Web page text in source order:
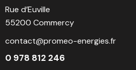
Rue d’Euville
55200 Commercy
contact@promeo-energies.fr
0 978 812 246